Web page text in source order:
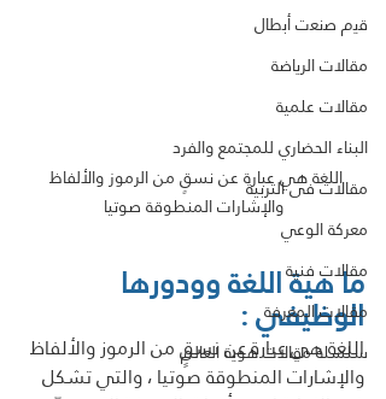
ﻗﯾم ﺻﻧﻌت أﺑطﺎل
مقالات الرياضة
مقالات علمية
البناء الحضاري للمجتمع والفرد
مقالات فى التربية
معركة الوعي
مقالات فنية
مقالات المعرفة
سلسلة مقالات هوية العالم
اللغة هي عبارة عن نسقٍ من الرموز والألفاظ
والإشارات المنطوقة صوتيا
ما هية اللغة وودورها
الوظيفي :
اللغة هي عبارة عن نسقٍ من الرموز والألفاظ
والإشارات المنطوقة صوتيا ، والتي تشكل